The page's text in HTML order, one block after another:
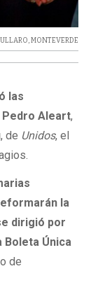
,MONTEVERDE
las
Pedro Aleart,
, de Unidos, el
la
dirigió por
Boleta Única
de